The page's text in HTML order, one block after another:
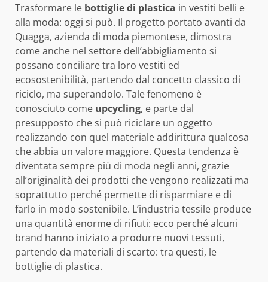
Trasformare le bottiglie di plastica in vestiti belli e
alla moda: oggi si può. Il progetto portato avanti da
Quagga, azienda di moda piemontese, dimostra
come anche nel settore dell’abbigliamento si
possano conciliare tra loro vestiti ed
ecosostenibilità, partendo dal concetto classico di
riciclo, ma superandolo. Tale fenomeno è
conosciuto come upcycling, e parte dal
presupposto che si può riciclare un oggetto
realizzando con quel materiale addirittura qualcosa
che abbia un valore maggiore. Questa tendenza è
diventata sempre più di moda negli anni, grazie
all’originalità dei prodotti che vengono realizzati ma
soprattutto perché permette di risparmiare e di
farlo in modo sostenibile. L’industria tessile produce
una quantità enorme di rifiuti: ecco perché alcuni
brand hanno iniziato a produrre nuovi tessuti,
partendo da materiali di scarto: tra questi, le
bottiglie di plastica.